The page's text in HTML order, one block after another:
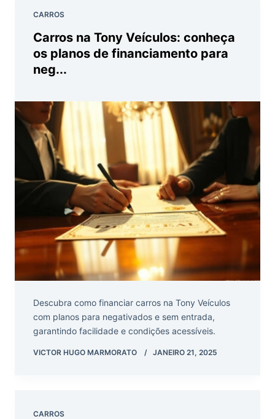
CARROS
Carros na Tony Veículos: conheça
os planos de financiamento para
neg...
Descubra como financiar carros na Tony Veículos
com planos para negativados e sem entrada,
garantindo facilidade e condições acessíveis.
VICTOR HUGO MARMORATO JANEIRO 21, 2025
CARROS